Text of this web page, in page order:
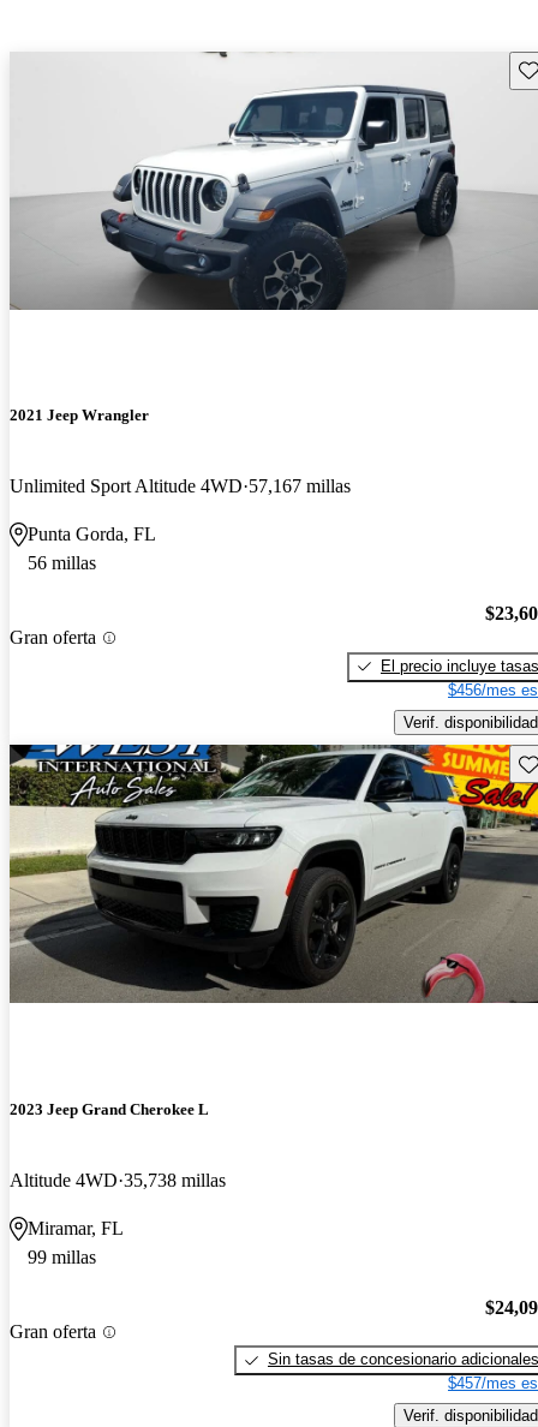
2021 Jeep Wrangler
Unlimited Sport Altitude 4WD 57,167 millas
Punta Gorda, FL
56 millas
Gran oferta
El precio incluye tasas
$456/mes
Verif. disponibilidad
2023 Jeep Grand Cherokee L
Altitude 4WD 35,738 millas
Miramar, FL
99 millas
Gran oferta
Sin tasas de concesionario adicionales
$457/mes
Verif. disponibilidad